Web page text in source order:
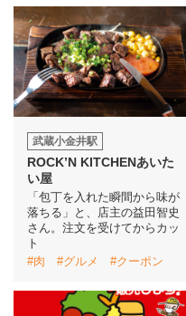
特集
連載
中央線フェス
イベント情報
おしらせ
駅から 探す
武蔵小金井駅
ROCK’N KITCHENあいた
い屋
「包丁を入れた瞬間から味が
落ちる」と、店主の益田智史
さん。注文を受けてからカッ
ト
#肉
#グルメ #クーポン